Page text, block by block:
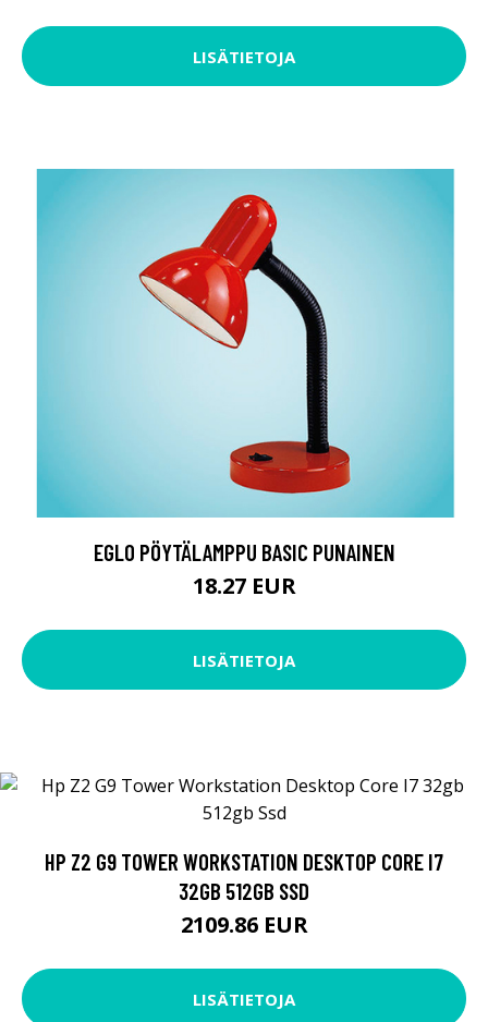
LISÄTIETOJA
EGLO PÖYTÄLAMPPU BASIC PUNAINEN
18.27 EUR
LISÄTIETOJA
HP Z2 G9 TOWER WORKSTATION DESKTOP CORE I7
32GB 512GB SSD
2109.86 EUR
LISÄTIETOJA